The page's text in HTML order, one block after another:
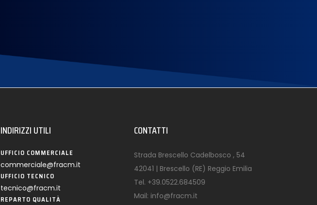
INDIRIZZI UTILI
UFFICIO COMMERCIALE
commerciale@fracm.it
UFFICIO TECNICO
tecnico@fracm.it
REPARTO QUALITÀ
CONTATTI
Strada Brescello Cadelbosco , 54
42041 | Brescello (RE) Reggio Emilia
Tel. +39.0522.684509
Mail: info@fracm.it